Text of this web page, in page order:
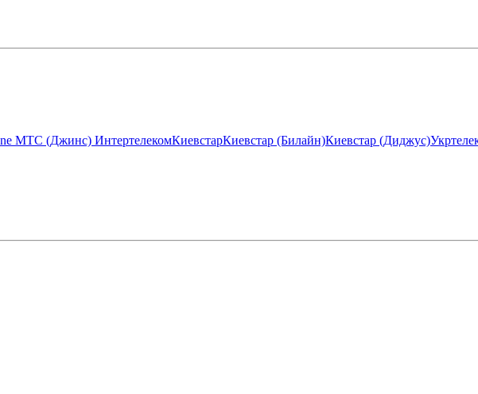
МТС (Джинс) ИнтертелекомКиевстарКиевстар (Билайн)Киевстар (Диджус)